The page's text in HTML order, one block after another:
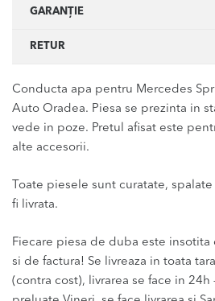
GARANȚIE
RETUR
Conducta apa pentru Mercedes
Auto Oradea. Piesa se prezinta in
vede in poze. Pretul afisat este
alte accesorii.
Toate piesele sunt curatate,
fi livrata.
Fiecare piesa de duba este
si de factura! Se livreaza in toata
(contra cost), livrarea se face in 24h